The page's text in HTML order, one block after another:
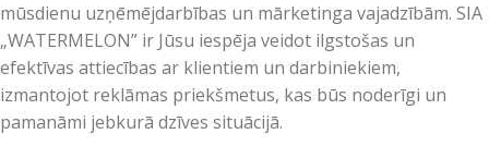
mūsdienu uzņēmējdarbības un mārketinga vajadzībām. SIA
„WATERMELON” ir Jūsu iespēja veidot ilgstošas un
efektīvas attiecības ar klientiem un darbiniekiem,
izmantojot reklāmas priekšmetus, kas būs noderīgi un
pamanāmi jebkurā dzīves situācijā.